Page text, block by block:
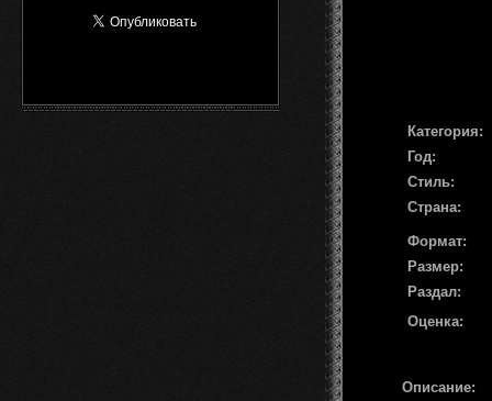
Категория:
Год:
Стиль:
Страна:
Формат:
Размер:
Раздал:
Оценка:
Описание: